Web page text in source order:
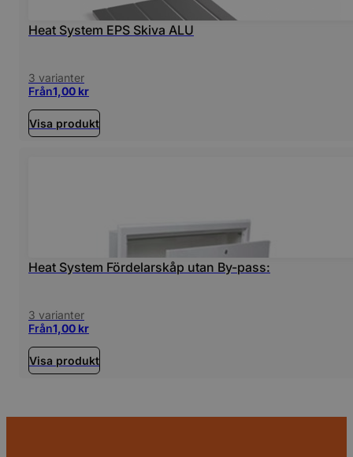
Heat System EPS Skiva ALU
3 varianter
Från1,00 kr
Visa produkt
Heat System Fördelarskåp utan By-pass:
3 varianter
Från1,00 kr
Visa produkt